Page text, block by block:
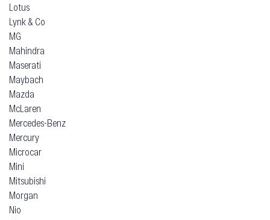
Lotus
Lynk & Co
MG
Mahindra
Maserati
Maybach
Mazda
McLaren
Mercedes-Benz
Mercury
Microcar
Mini
Mitsubishi
Morgan
Nio